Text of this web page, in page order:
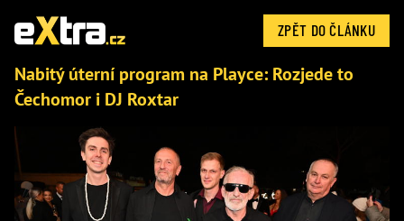
ZPĚT DO ČLÁNKU
Nabitý úterní program na Playce: Rozjede to
Čechomor i DJ Roxtar